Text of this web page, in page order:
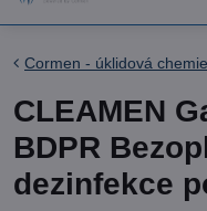
Cormen - úklidová chemie
CLEAMEN
BDPR
dezinfekce